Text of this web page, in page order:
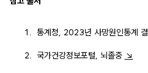
통계청, 2023년 사망원인통계
국가건강정보포털, 뇌졸중 ↘